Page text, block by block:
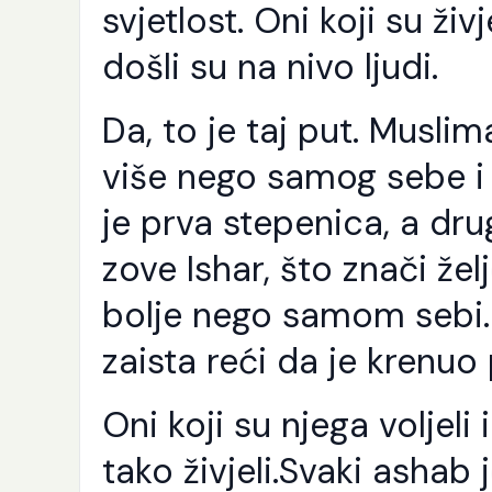
svjetlost. Oni koji su
došli su na nivo ljudi.
Da, to je taj put.
više nego samog sebe
je prva stepenica, a
zove Ishar, što znači
bolje nego samom
zaista reći da je krenuo
Oni koji su njega voljeli
tako živjeli.Svaki
i